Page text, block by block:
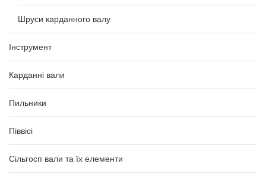
Шруси карданного валу
Інструмент
Карданні вали
Пильники
Піввісі
Сільгосп вали та їх елементи